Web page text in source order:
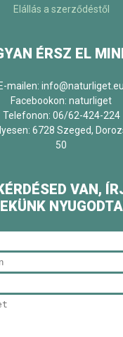
Elállás a szerződéstől
ÉRSZ EL
E-mailen: info@naturliget.eu
Facebookon: naturliget
Telefonon: 06/62-424-224
6728 Szeged,
50
VAN,